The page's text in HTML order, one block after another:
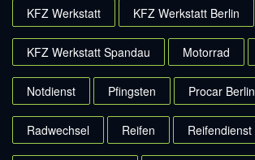
KFZ Werkstatt KFZ Werkstatt Berlin
KFZ Werkstatt Spandau Motorrad
Notdienst Pfingsten Procar Berlin
Radwechsel Reifen Reifendienst